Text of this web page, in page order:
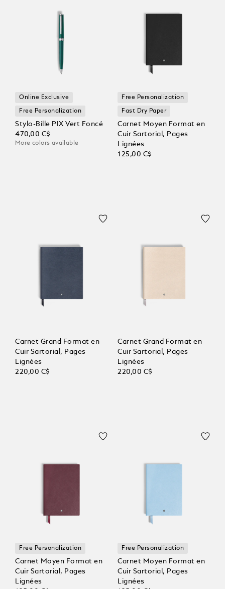
Online Exclusive
Free Personalization
Stylo-Bille PIX Vert Foncé
470,00 C$
More colors available
Free Personalization
Fast Dry Paper
Carnet Moyen Format en
Cuir Sartorial, Pages
Lignées
125,00 C$
Carnet Grand Format en
Cuir Sartorial, Pages
Lignées
220,00 C$
Carnet Grand Format en
Cuir Sartorial, Pages
Lignées
220,00 C$
Free Personalization
Carnet Moyen Format en
Cuir Sartorial, Pages
Lignées
Free Personalization
Carnet Moyen Format en
Cuir Sartorial, Pages
Lignées